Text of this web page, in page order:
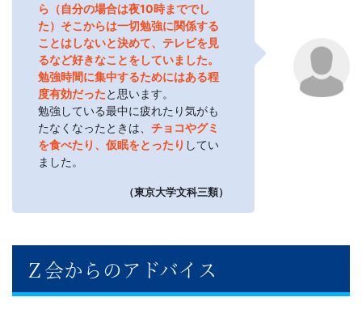
ら（自分の場合は夜10時まででし
た）そこからは一切勉強に関係する
ことはしないと決めて、テレビを見
るなど好きなことをしていました。
勉強時間に集中するためにはある程
度有効だったと思います。
勉強している最中に疲れたり気がも
たなくなったときは、 チョコやグミ
を食べたり、仮眠をとったり してい
ました。
（東京大学文科三類）
Ｚ会からのアドバイス